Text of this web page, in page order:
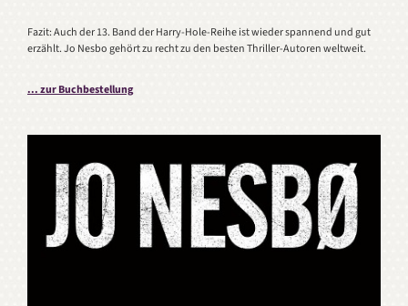
Fazit: Auch der 13. Band der Harry-Hole-Reihe ist wieder spannend und gut
erzählt. Jo Nesbo gehört zu recht zu den besten Thriller-Autoren weltweit.
... zur Buchbestellung